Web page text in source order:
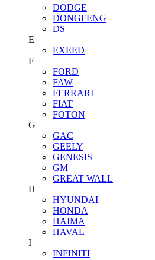
DODGE
DONGFENG
DS
E
EXEED
F
FORD
FAW
FERRARI
FIAT
FOTON
G
GAC
GEELY
GENESIS
GM
GREAT WALL
H
HYUNDAI
HONDA
HAIMA
HAVAL
I
INFINITI